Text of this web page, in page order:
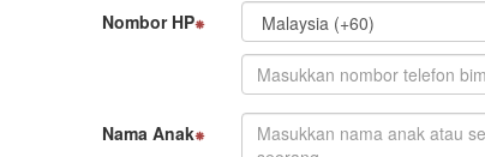
Nombor HP
Nama Anak